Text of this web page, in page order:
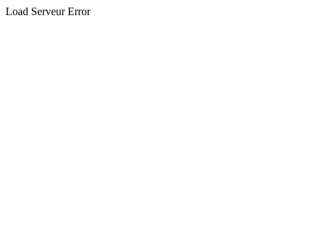
Load Serveur Error